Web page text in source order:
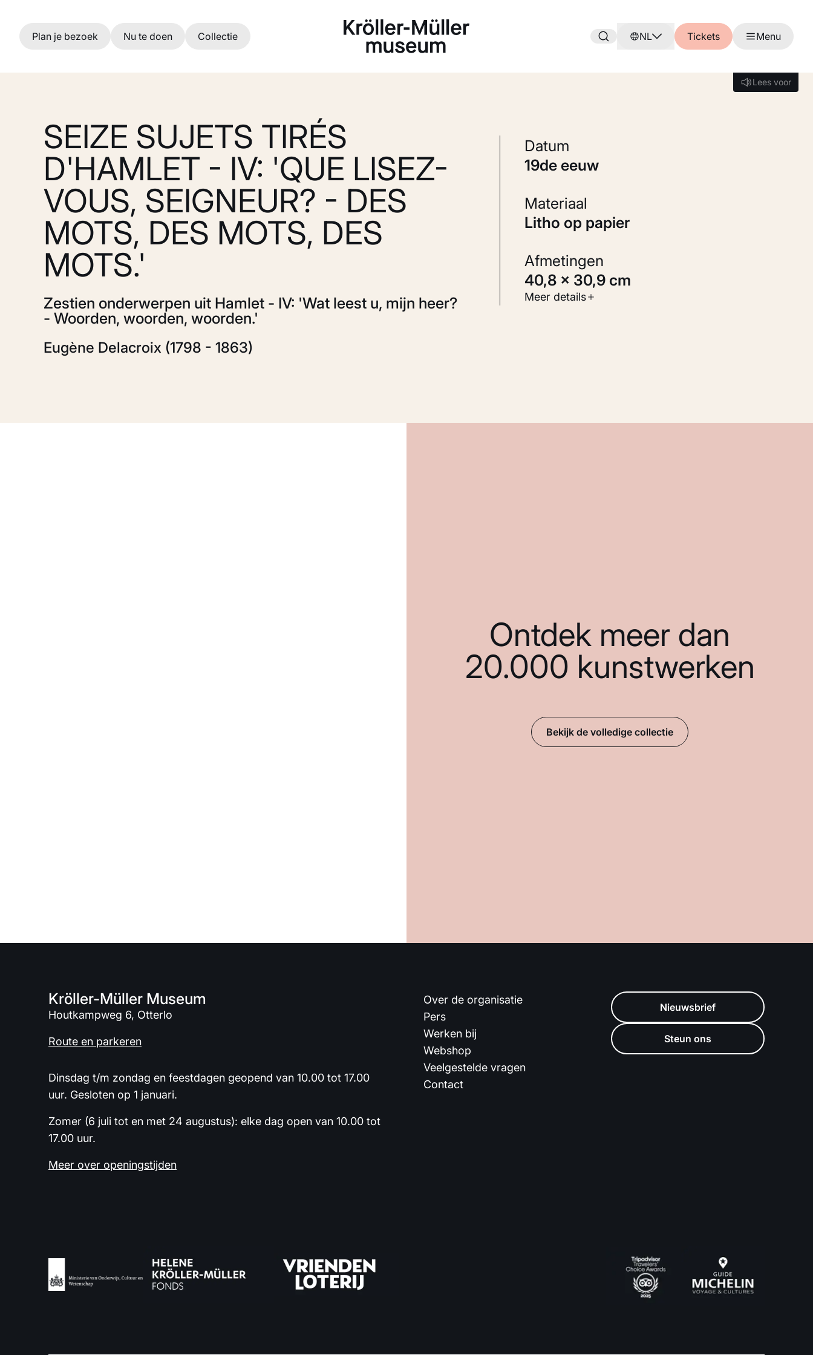
Ga naar hoofdinhoud
Plan je bezoek Nu te doen Collectie NL Tickets Menu
Lees voor
Lees voor
SEIZE SUJETS TIRÉS
D'HAMLET - IV: 'QUE LISEZ-
VOUS, SEIGNEUR? - DES
MOTS, DES MOTS, DES
MOTS.'
Zestien onderwerpen uit Hamlet - IV: 'Wat leest u, mijn heer?
- Woorden, woorden, woorden.'
Eugène Delacroix (1798 - 1863)
Datum
19de eeuw
Materiaal
Litho op papier
Afmetingen
40,8 × 30,9 cm
Soort werk
Meer details
Ontdek meer dan
20.000 kunstwerken
Bekijk de volledige collectie
Kröller-Müller Museum
Houtkampweg 6, Otterlo
Route en parkeren
Dinsdag t/m zondag en feestdagen geopend van 10.00 tot 17.00
uur. Gesloten op 1 januari.
Zomer (6 juli tot en met 24 augustus): elke dag open van 10.00 tot
17.00 uur.
Meer over openingstijden
Over de organisatie
Pers
Werken bij
Webshop
Veelgestelde vragen
Contact
Nieuwsbrief
Steun ons